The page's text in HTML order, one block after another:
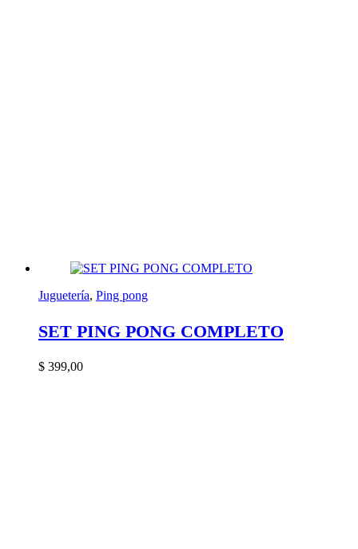
Juguetería, Ping pong
SET PING PONG COMPLETO
$ 399,00